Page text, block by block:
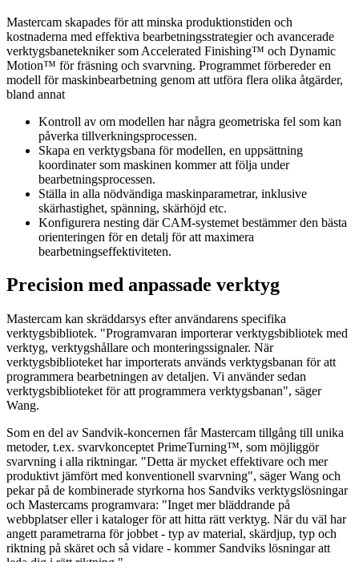
Mastercam skapades för att minska produktionstiden och
kostnaderna med effektiva bearbetningsstrategier och avancerade
verktygsbanetekniker som Accelerated Finishing™ och Dynamic
Motion™ för fräsning och svarvning. Programmet förbereder en
modell för maskinbearbetning genom att utföra flera olika åtgärder,
bland annat
Kontroll av om modellen har några geometriska fel som kan
påverka tillverkningsprocessen.
Skapa en verktygsbana för modellen, en uppsättning
koordinater som maskinen kommer att följa under
bearbetningsprocessen.
Ställa in alla nödvändiga maskinparametrar, inklusive
skärhastighet, spänning, skärhöjd etc.
Konfigurera nesting där CAM-systemet bestämmer den bästa
orienteringen för en detalj för att maximera
bearbetningseffektiviteten.
Precision med anpassade verktyg
Mastercam kan skräddarsys efter användarens specifika
verktygsbibliotek. "Programvaran importerar verktygsbibliotek med
verktyg, verktygshållare och monteringssignaler. När
verktygsbiblioteket har importerats används verktygsbanan för att
programmera bearbetningen av detaljen. Vi använder sedan
verktygsbiblioteket för att programmera verktygsbanan", säger
Wang.
Som en del av Sandvik-koncernen får Mastercam tillgång till unika
metoder, t.ex. svarvkonceptet PrimeTurning™, som möjliggör
svarvning i alla riktningar. "Detta är mycket effektivare och mer
produktivt jämfört med konventionell svarvning", säger Wang och
pekar på de kombinerade styrkorna hos Sandviks verktygslösningar
och Mastercams programvara: "Inget mer bläddrande på
webbplatser eller i kataloger för att hitta rätt verktyg. När du väl har
angett parametrarna för jobbet - typ av material, skärdjup, typ och
riktning på skäret och så vidare - kommer Sandviks lösningar att